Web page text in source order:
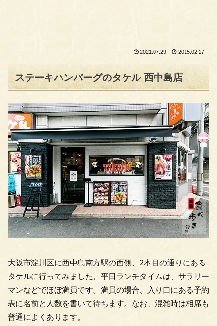
2021.07.29 2015.02.27
ステーキハンバーグのタケル 西中島店
大阪市淀川区に西中島南方駅の西側、2本目の通りにある
タケルに行ってみました。平日ランチタイムは、サラリー
マンなどでほぼ満員です。満員の場合、入り口にある予約
表に名前と人数を書いて待ちます。なお、混雑時は相席も
普通によくあります。